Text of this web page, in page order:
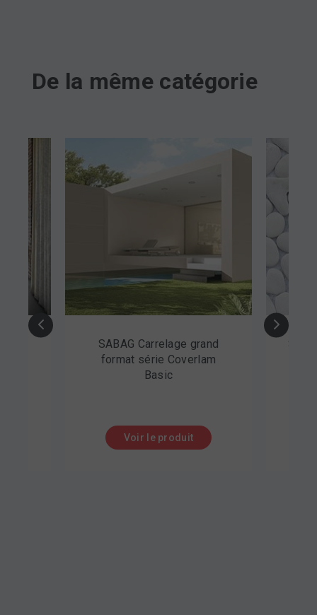
De la même catégorie
SABAG Mosaïque de galets
naturels série PM
Voir le produit